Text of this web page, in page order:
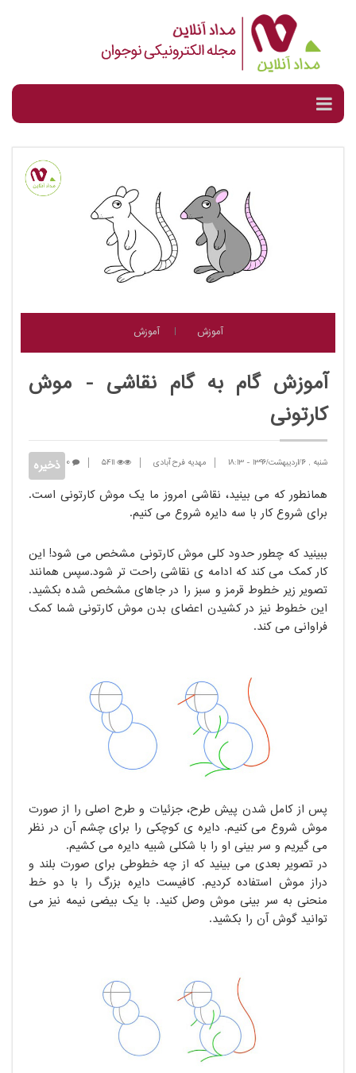
آموزش آموزش
آموزش گام به گام نقاشی - موش
کارتونی
شنبه , 16/اردیبهشت/1396 -
18:13 مهدیه فرح آبادی 5411
همانطور که می بینید، نقاشی امروز ما یک موش کارتونی است.
برای شروع کار با سه دایره شروع می کنیم.
ببینید که چطور حدود کلی موش کارتونی مشخص می شود! این
کار کمک می کند که ادامه ی نقاشی راحت تر شود.سپس همانند
تصویر زیر خطوط قرمز و سبز را در جاهای مشخص شده بکشید.
این خطوط نیز در کشیدن اعضای بدن موش کارتونی شما کمک
فراوانی می کند.
پس از کامل شدن پیش طرح، جزئیات و طرح اصلی را از صورت
موش شروع می کنیم. دایره ی کوچکی را برای چشم آن در نظر
می گیریم و سر بینی او را با شکلی شبیه دایره می کشیم.
در تصویر بعدی می بینید که از چه خطوطی برای صورت بلند و
دراز موش استفاده کردیم. کافیست دایره بزرگ را با دو خط
منحنی به سر بینی موش وصل کنید. با یک بیضی نیمه نیز می
توانید گوش آن را بکشید.